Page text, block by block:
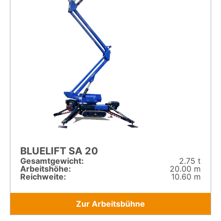
BLUELIFT SA 20
Gesamt­gewicht:
2.75 t
Arbeitshöhe:
20.00 m
Reichweite:
10.60 m
Zur Arbeitsbühne